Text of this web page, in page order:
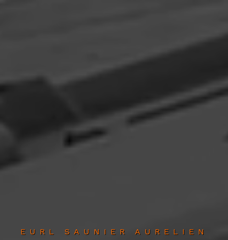
EURL SAUNIER AURELIEN